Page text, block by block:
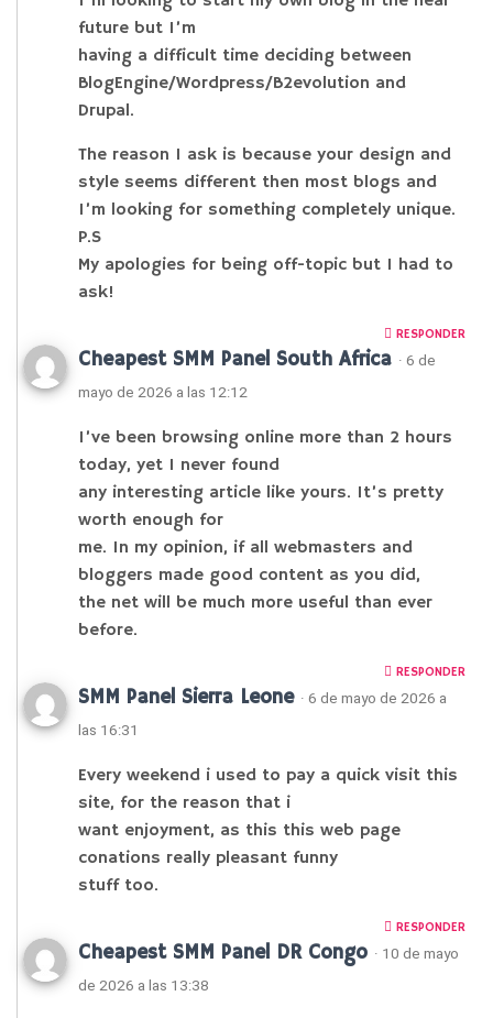
future but I’m
having a difficult time deciding between
BlogEngine/Wordpress/B2evolution and
Drupal.
The reason I ask is because your design and
style seems different then most blogs and
I’m looking for something completely unique.
P.S
My apologies for being off-topic but I had to
ask!
RESPONDER
Cheapest SMM Panel South Africa · 6 de
mayo de 2026 a las 12:12
I’ve been browsing online more than 2 hours
today, yet I never found
any interesting article like yours. It’s pretty
worth enough for
me. In my opinion, if all webmasters and
bloggers made good content as you did,
the net will be much more useful than ever
before.
RESPONDER
SMM Panel Sierra Leone · 6 de mayo de 2026 a
las 16:31
Every weekend i used to pay a quick visit this
site, for the reason that i
want enjoyment, as this this web page
conations really pleasant funny
stuff too.
RESPONDER
Cheapest SMM Panel DR Congo · 10 de mayo
de 2026 a las 13:38